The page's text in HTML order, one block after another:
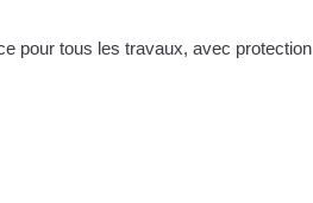
pour tous les travaux, avec protection